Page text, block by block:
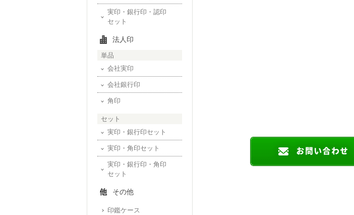
実印・銀行印・認印
セット
法人印
単品
会社実印
会社銀行印
角印
セット
実印・銀行印セット
実印・角印セット
実印・銀行印・角印
セット
その他
印鑑ケース